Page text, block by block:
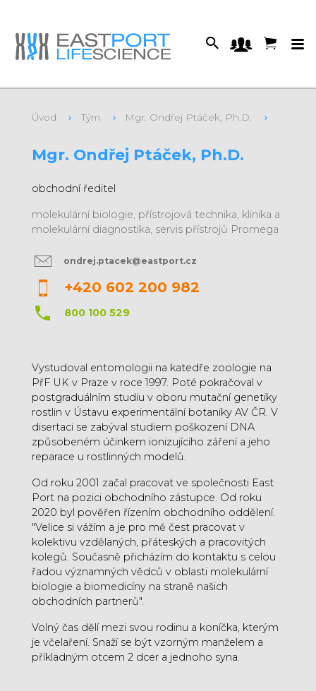
Úvod Tým Mgr. Ondřej Ptáček, Ph.D.
S kým se budete potkávat?
Mgr. Ondřej Ptáček, Ph.D.
obchodní ředitel
molekulární biologie, přístrojová technika, klinika a
molekulární diagnostika, servis přístrojů Promega
ondrej.ptacek@eastport.cz
+420 602 200 982
800 100 529
Vystudoval entomologii na katedře zoologie na
PřF UK v Praze v roce 1997. Poté pokračoval v
postgraduálním studiu v oboru mutační genetiky
rostlin v Ústavu experimentální botaniky AV ČR. V
disertaci se zabýval studiem poškození DNA
způsobeném účinkem ionizujícího záření a jeho
reparace u rostlinných modelů.
Od roku 2001 začal pracovat ve společnosti East
Port na pozici obchodního zástupce. Od roku
2020 byl pověřen řízením obchodního oddělení.
"Velice si vážím a je pro mě čest pracovat v
kolektivu vzdělaných, přáteských a pracovitých
kolegů. Současně přicházím do kontaktu s celou
řadou významných vědců v oblasti molekulární
biologie a biomedicíny na straně našich
obchodních partnerů".
Volný čas dělí mezi svou rodinu a koníčka, kterým
je včelaření. Snaží se být vzorným manželem a
příkladným otcem 2 dcer a jednoho syna.